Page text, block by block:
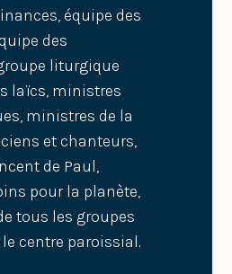
équipe des
des
liturgique
laïcs, ministres
ministres de la
et chanteurs,
de Paul,
pour la planète,
tous les groupes
centre paroissial.